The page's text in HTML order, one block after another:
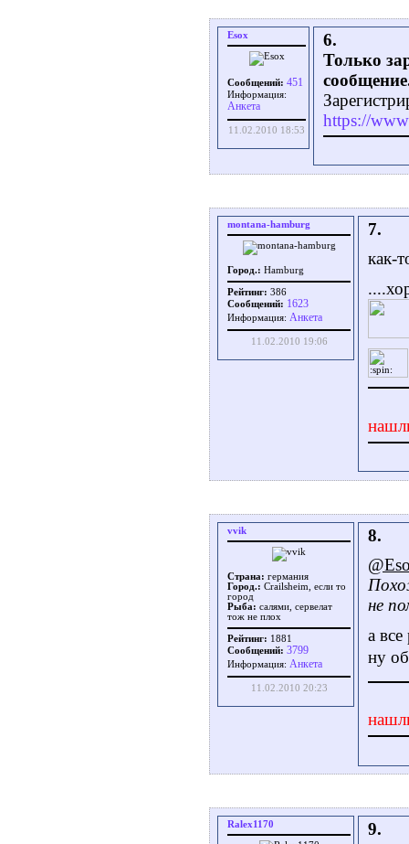
Esox
Сообщений: 451
Информация:
Aнкета
11.02.2010 18:53
6.
Только
https://
montana-hamburg
Город.: Hamburg
Рейтинг: 386
Сообщений: 1623
Информация: Aнкета
11.02.2010 19:06
7.
как-
vvik
Страна: германия
Город.: Crailsheim, если то
город
Рыба: салями, сервелат
тож не плох
Рейтинг: 1881
Сообщений: 3799
Информация: Aнкета
11.02.2010 20:23
8.
не
а
ну
Ralex1170
9.